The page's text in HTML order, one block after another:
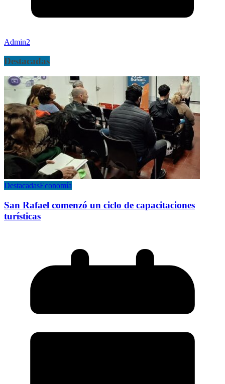
Admin2
Destacadas
DestacadasEconomía
San Rafael comenzó un ciclo de capacitaciones
turísticas